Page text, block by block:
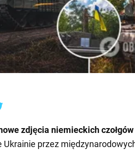
zdjęcia niemieckich
Ukrainie przez